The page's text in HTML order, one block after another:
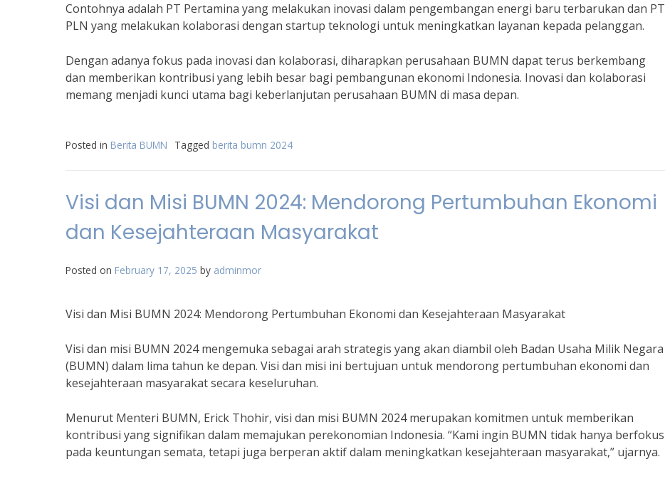
Contohnya adalah PT Pertamina yang melakukan inovasi dalam pengembangan energi baru terbarukan dan PT
PLN yang melakukan kolaborasi dengan startup teknologi untuk meningkatkan layanan kepada pelanggan.
Dengan adanya fokus pada inovasi dan kolaborasi, diharapkan perusahaan BUMN dapat terus berkembang
dan memberikan kontribusi yang lebih besar bagi pembangunan ekonomi Indonesia. Inovasi dan kolaborasi
memang menjadi kunci utama bagi keberlanjutan perusahaan BUMN di masa depan.
Posted in Berita BUMN Tagged berita bumn 2024
Visi dan Misi BUMN 2024: Mendorong Pertumbuhan Ekonomi
dan Kesejahteraan Masyarakat
Posted on February 17, 2025 by adminmor
Visi dan Misi BUMN 2024: Mendorong Pertumbuhan Ekonomi dan Kesejahteraan Masyarakat
Visi dan misi BUMN 2024 mengemuka sebagai arah strategis yang akan diambil oleh Badan Usaha Milik Negara
(BUMN) dalam lima tahun ke depan. Visi dan misi ini bertujuan untuk mendorong pertumbuhan ekonomi dan
kesejahteraan masyarakat secara keseluruhan.
Menurut Menteri BUMN, Erick Thohir, visi dan misi BUMN 2024 merupakan komitmen untuk memberikan
kontribusi yang signifikan dalam memajukan perekonomian Indonesia. “Kami ingin BUMN tidak hanya berfokus
pada keuntungan semata, tetapi juga berperan aktif dalam meningkatkan kesejahteraan masyarakat,” ujarnya.